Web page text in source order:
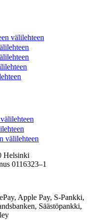
välilehteen
välilehteen
Helsinki
0116323–1
Apple Pay, S-Pankki,
Säästöpankki,